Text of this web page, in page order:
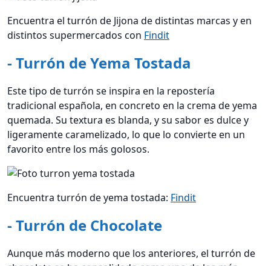
Encuentra el turrón de Jijona de distintas marcas y en
distintos supermercados con Findit
- Turrón de Yema Tostada
Este tipo de turrón se inspira en la repostería
tradicional española, en concreto en la crema de yema
quemada. Su textura es blanda, y su sabor es dulce y
ligeramente caramelizado, lo que lo convierte en un
favorito entre los más golosos.
Encuentra turrón de yema tostada: Findit
- Turrón de Chocolate
Aunque más moderno que los anteriores, el turrón de